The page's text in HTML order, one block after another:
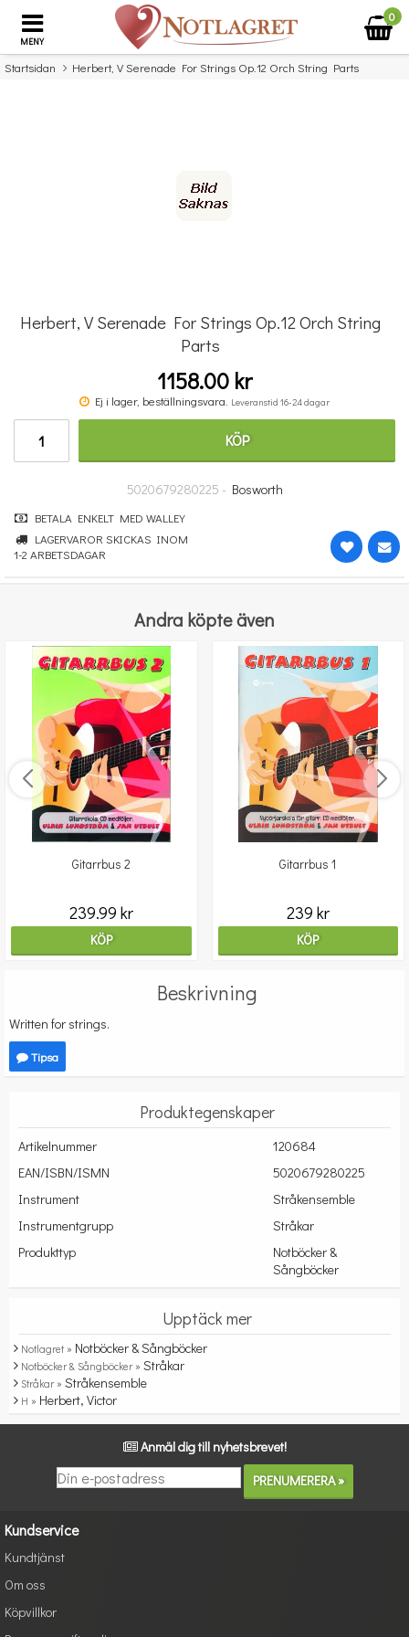
MENY
0
Startsidan Herbert, V Serenade For Strings Op.12 Orch String Parts
Povel vid pianot
251 kr
Herbert, V Serenade For Strings Op.12 Orch String
Parts
1158.00 kr
Ej i lager, beställningsvara. Leveranstid 16-24 dagar
KÖP
5020679280225 - Bosworth
BETALA ENKELT MED WALLEY
LAGERVAROR SKICKAS INOM
1-2 ARBETSDAGAR
Andra köpte även
Gitarrbus 2
239.99 kr
KÖP
Gitarrbus 1
239 kr
KÖP
Beskrivning
Written for strings.
Tipsa
Produktegenskaper
Artikelnummer
120684
EAN/ISBN/ISMN
5020679280225
Instrument
Stråkensemble
Instrumentgrupp
Stråkar
Produkttyp
Notböcker &
Sångböcker
Upptäck mer
Notlagret » Notböcker & Sångböcker
Notböcker & Sångböcker » Stråkar
Stråkar » Stråkensemble
H » Herbert, Victor
Anmäl dig till nyhetsbrevet!
Kundservice
Kundtjänst
Om oss
Köpvillkor